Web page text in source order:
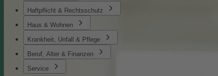
Haftpflicht & Rechtsschutz
Haus & Wohnen
Krankheit, Unfall & Pflege
Beruf, Alter & Finanzen
Service